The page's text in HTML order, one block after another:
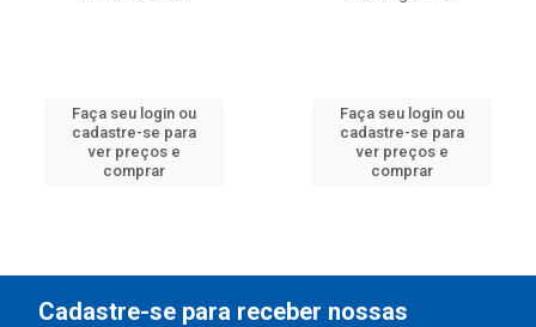
Faça seu login ou
cadastre-se para
ver preços e
comprar
Faça seu login ou
cadastre-se para
ver preços e
comprar
Cadastre-se para receber nossas